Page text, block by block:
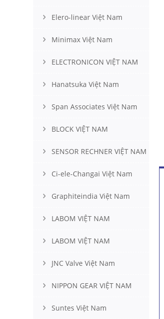
Elero-linear Việt Nam
Minimax Việt Nam
ELECTRONICON VIỆT NAM
Hanatsuka Việt Nam
Span Associates Việt Nam
BLOCK VIỆT NAM
SENSOR RECHNER VIỆT NAM
Ci-ele-Changai Việt Nam
Graphiteindia Việt Nam
LABOM VIỆT NAM
LABOM VIỆT NAM
JNC Valve Việt Nam
NIPPON GEAR VIỆT NAM
Suntes Việt Nam